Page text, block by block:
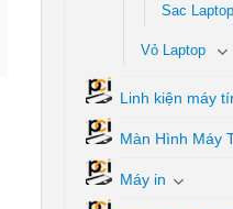
Sac
Vỏ Laptop
Linh kiện máy
Màn Hình Máy
Máy in